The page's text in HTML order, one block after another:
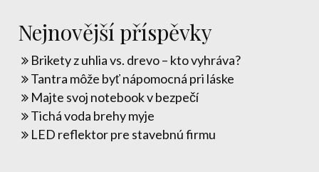
Nejnovější příspěvky
Brikety z uhlia vs. drevo – kto vyhráva?
Tantra môže byť nápomocná pri láske
Majte svoj notebook v bezpečí
Tichá voda brehy myje
LED reflektor pre stavebnú firmu